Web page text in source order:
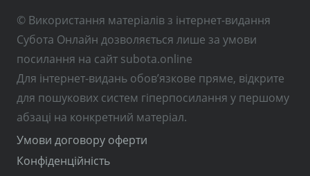
© Використання матеріалів з інтернет-видання
Субота Онлайн дозволяється лише за умови
посилання на сайт subota.online
Для інтернет-видань обов’язкове пряме, відкрите
для пошукових систем гіперпосилання у першому
абзаці на конкретний матеріал.
Умови договору оферти
Конфіденційність